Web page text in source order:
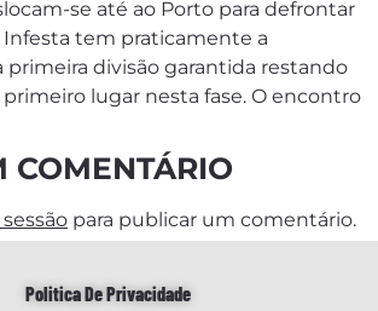
se até ao Porto para defrontar
Infesta tem praticamente a
divisão garantida restando
lugar nesta fase. O encontro
COMENTÁRIO
para publicar um comentário.
Politica De Privacidade